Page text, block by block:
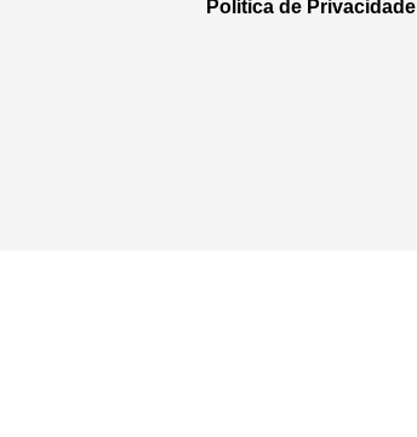
Política de Privacidade